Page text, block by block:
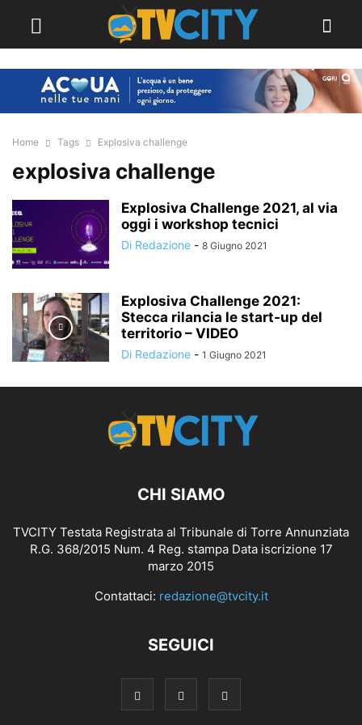
Home Tags Explosiva challenge
explosiva challenge
Explosiva Challenge 2021, al via
oggi i workshop tecnici
Di Redazione - 8 Giugno 2021
Explosiva Challenge 2021:
Stecca rilancia le start-up del
territorio – VIDEO
Di Redazione - 1 Giugno 2021
CHI SIAMO
TVCITY Testata Registrata al Tribunale di Torre Annunziata
R.G. 368/2015 Num. 4 Reg. stampa Data iscrizione 17
marzo 2015
Contattaci: redazione@tvcity.it
SEGUICI